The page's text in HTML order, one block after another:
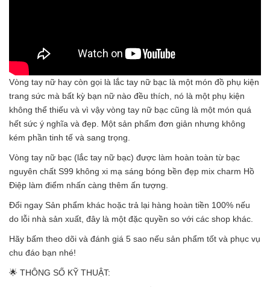
Vòng tay nữ hay còn gọi là lắc tay nữ bạc là một món đồ phụ kiện
trang sức mà bất kỳ bạn nữ nào đều thích, nó là một phụ kiện
không thể thiếu và vì vậy vòng tay nữ bạc cũng là một món quá
hết sức ý nghĩa và đẹp. Một sản phẩm đơn giản nhưng không
kém phần tinh tế và sang trọng.
Vòng tay nữ bạc (lắc tay nữ bạc) được làm hoàn toàn từ bạc
nguyên chất S99 không xi mạ sáng bóng bền đẹp mix charm Hồ
Điệp làm điểm nhấn càng thêm ấn tượng.
Đổi ngay Sản phẩm khác hoặc trả lại hàng hoàn tiền 100% nếu
do lỗi nhà sản xuất, đây là một đặc quyền so với các shop khác.
Hãy bấm theo dõi và đánh giá 5 sao nếu sản phẩm tốt và phục vụ
chu đáo bạn nhé!
🌟 THÔNG SỐ KỸ THUẬT: